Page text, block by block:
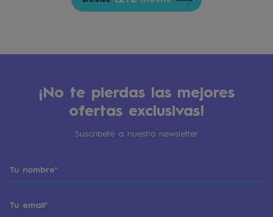
¡No te pierdas las mejores
ofertas exclusivas!
Suscribete a nuestro newsletter